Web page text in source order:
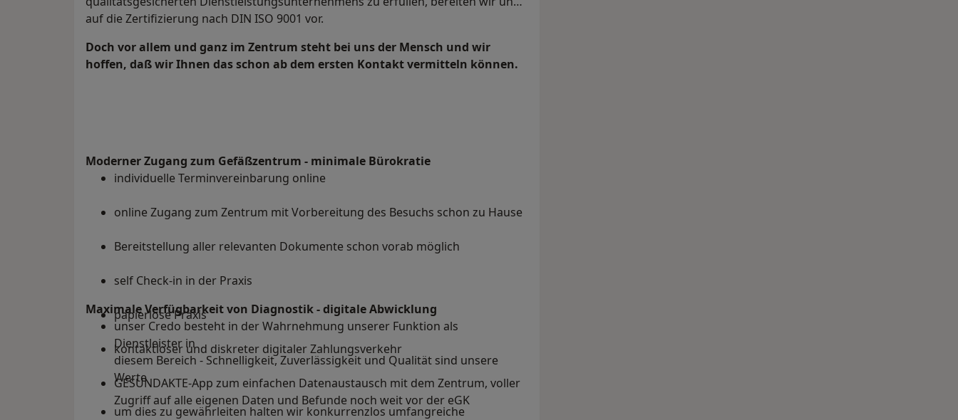
auf die Zertifizierung nach DIN ISO 9001 vor.
Doch vor allem und ganz im Zentrum steht bei uns der Mensch und wir
hoffen, daß wir Ihnen das schon ab dem ersten Kontakt vermitteln können.
Moderner Zugang zum Gefäßzentrum - minimale Bürokratie
individuelle Terminvereinbarung online
online Zugang zum Zentrum mit Vorbereitung des Besuchs schon zu Hause
Bereitstellung aller relevanten Dokumente schon vorab möglich
self Check-in in der Praxis
papierlose Praxis
kontaktloser und diskreter digitaler Zahlungsverkehr
GESUNDAKTE-App zum einfachen Datenaustausch mit dem Zentrum, voller
Zugriff auf alle eigenen Daten und Befunde noch weit vor der eGK
Maximale Verfügbarkeit von Diagnostik - digitale Abwicklung
unser Credo besteht in der Wahrnehmung unserer Funktion als
Dienstleister in
diesem Bereich - Schnelligkeit, Zuverlässigkeit und Qualität sind unsere
Werte
um dies zu gewährleiten halten wir konkurrenzlos umfangreiche